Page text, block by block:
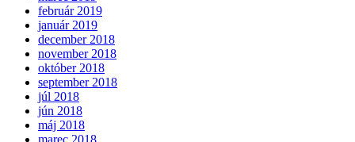
február 2019
január 2019
december 2018
november 2018
október 2018
september 2018
júl 2018
jún 2018
máj 2018
marec 2018